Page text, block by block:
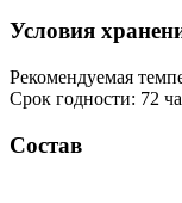
Условия
Рекомендуемая
Срок годности: 72
Состав